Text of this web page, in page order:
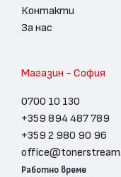
Контакти
За нас
Магазин - София
0700 10 130
+359 894 487 789
+359 2 980 90 96
Работно време